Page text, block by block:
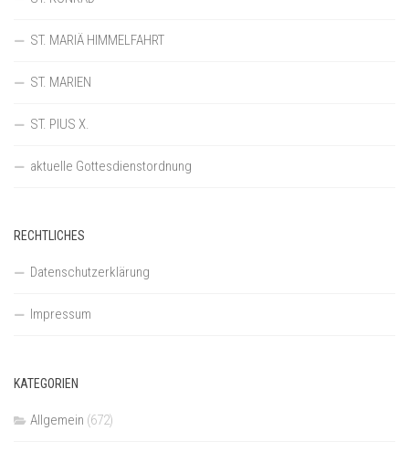
ST. MARIÄ HIMMELFAHRT
ST. MARIEN
ST. PIUS X.
aktuelle Gottesdienstordnung
RECHTLICHES
Datenschutzerklärung
Impressum
KATEGORIEN
Allgemein (672)